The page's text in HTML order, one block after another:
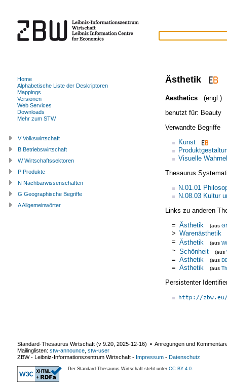
Ästhetik
Aesthetics
(engl.)
benutzt für: Beauty
Verwandte Begriffe
Kunst
Visuelle
Thesaurus
N.01.01
N.08.03 Kultur
Links zu anderen
= Ästhetik (aus
> Warenästhetik
= Ästhetik (aus
~ Schönheit (aus
= Ästhetik (aus
= Ästhetik (aus
Persistenter
http://
Home
Alphabetische Liste der Deskriptoren
Mappings
Versionen
Web Services
Downloads
Mehr zum STW
V Volkswirtschaft
B Betriebswirtschaft
W Wirtschaftssektoren
P Produkte
N Nachbarwissenschaften
G Geographische Begriffe
A Allgemeinwörter
Standard-Thesaurus Wirtschaft (v 9.20 2025-12-16) ▪ Anregungen und
Mailinglisten: stw-announce stw-user
ZBW - Leibniz-Informationszentrum Wirtschaft - Impressum - Datenschutz
Der Standard-Thesaurus Wirtschaft steht unter CC BY 4.0